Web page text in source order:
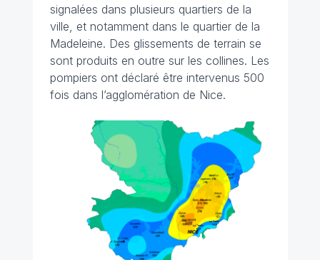
signalées dans plusieurs quartiers de la
ville, et notamment dans le quartier de la
Madeleine. Des glissements de terrain se
sont produits en outre sur les collines. Les
pompiers ont déclaré être intervenus 500
fois dans l’agglomération de Nice.